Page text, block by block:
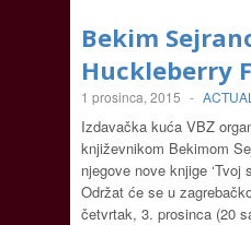
Bekim
Huckleberry
1 prosinca, 2015 -
Izdavačka kuća VBZ
književnikom Bekimom
njegove nove knjige ‘Tvoj
Održat će se u
četvrtak, 3. prosinca (20